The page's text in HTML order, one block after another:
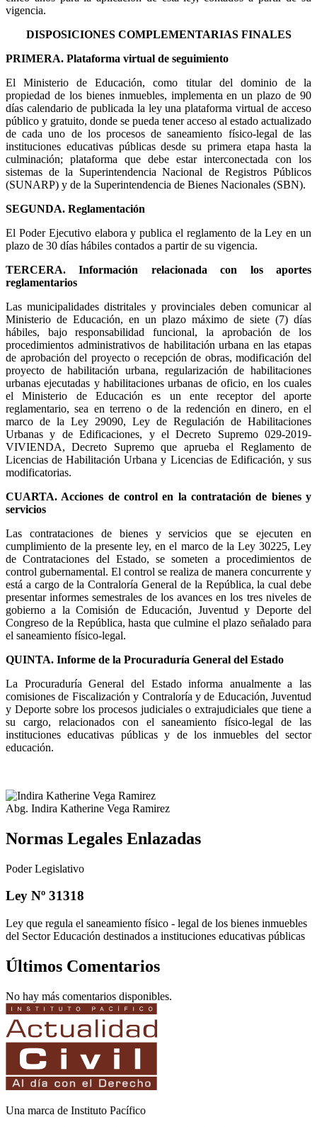
vigencia.
DISPOSICIONES COMPLEMENTARIAS FINALES
PRIMERA. Plataforma virtual de seguimiento
El Ministerio de Educación, como titular del dominio de la
propiedad de los bienes inmuebles, implementa en un plazo de 90
días calendario de publicada la ley una plataforma virtual de acceso
público y gratuito, donde se pueda tener acceso al estado actualizado
de cada uno de los procesos de saneamiento físico-legal de las
instituciones educativas públicas desde su primera etapa hasta la
culminación; plataforma que debe estar interconectada con los
sistemas de la Superintendencia Nacional de Registros Públicos
(SUNARP) y de la Superintendencia de Bienes Nacionales (SBN).
SEGUNDA. Reglamentación
El Poder Ejecutivo elabora y publica el reglamento de la Ley en un
plazo de 30 días hábiles contados a partir de su vigencia.
TERCERA. Información relacionada con los aportes
reglamentarios
Las municipalidades distritales y provinciales deben comunicar al
Ministerio de Educación, en un plazo máximo de siete (7) días
hábiles, bajo responsabilidad funcional, la aprobación de los
procedimientos administrativos de habilitación urbana en las etapas
de aprobación del proyecto o recepción de obras, modificación del
proyecto de habilitación urbana, regularización de habilitaciones
urbanas ejecutadas y habilitaciones urbanas de oficio, en los cuales
el Ministerio de Educación es un ente receptor del aporte
reglamentario, sea en terreno o de la redención en dinero, en el
marco de la Ley 29090, Ley de Regulación de Habilitaciones
Urbanas y de Edificaciones, y el Decreto Supremo 029-2019-
VIVIENDA, Decreto Supremo que aprueba el Reglamento de
Licencias de Habilitación Urbana y Licencias de Edificación, y sus
modificatorias.
CUARTA. Acciones de control en la contratación de bienes y
servicios
Las contrataciones de bienes y servicios que se ejecuten en
cumplimiento de la presente ley, en el marco de la Ley 30225, Ley
de Contrataciones del Estado, se someten a procedimientos de
control gubernamental. El control se realiza de manera concurrente y
está a cargo de la Contraloría General de la República, la cual debe
presentar informes semestrales de los avances en los tres niveles de
gobierno a la Comisión de Educación, Juventud y Deporte del
Congreso de la República, hasta que culmine el plazo señalado para
el saneamiento físico-legal.
QUINTA. Informe de la Procuraduría General del Estado
La Procuraduría General del Estado informa anualmente a las
comisiones de Fiscalización y Contraloría y de Educación, Juventud
y Deporte sobre los procesos judiciales o extrajudiciales que tiene a
su cargo, relacionados con el saneamiento físico-legal de las
instituciones educativas públicas y de los inmuebles del sector
educación.
Abg. Indira Katherine Vega Ramirez
Normas Legales Enlazadas
Poder Legislativo
Ley Nº 31318
Ley que regula el saneamiento físico - legal de los bienes inmuebles
del Sector Educación destinados a instituciones educativas públicas
Últimos Comentarios
No hay más comentarios disponibles.
Una marca de Instituto Pacífico